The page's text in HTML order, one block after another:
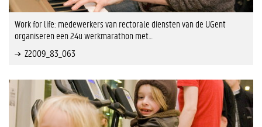
Work for life: medewerkers van rectorale diensten van de UGent
organiseren een 24u werkmarathon met…
Z2009_83_063